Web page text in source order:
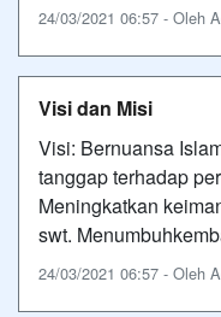
24/03/2021 06:57 - Oleh
Visi dan Misi
Visi: Bernuansa
tanggap terhadap
Meningkatkan
swt.
24/03/2021 06:57 - Oleh